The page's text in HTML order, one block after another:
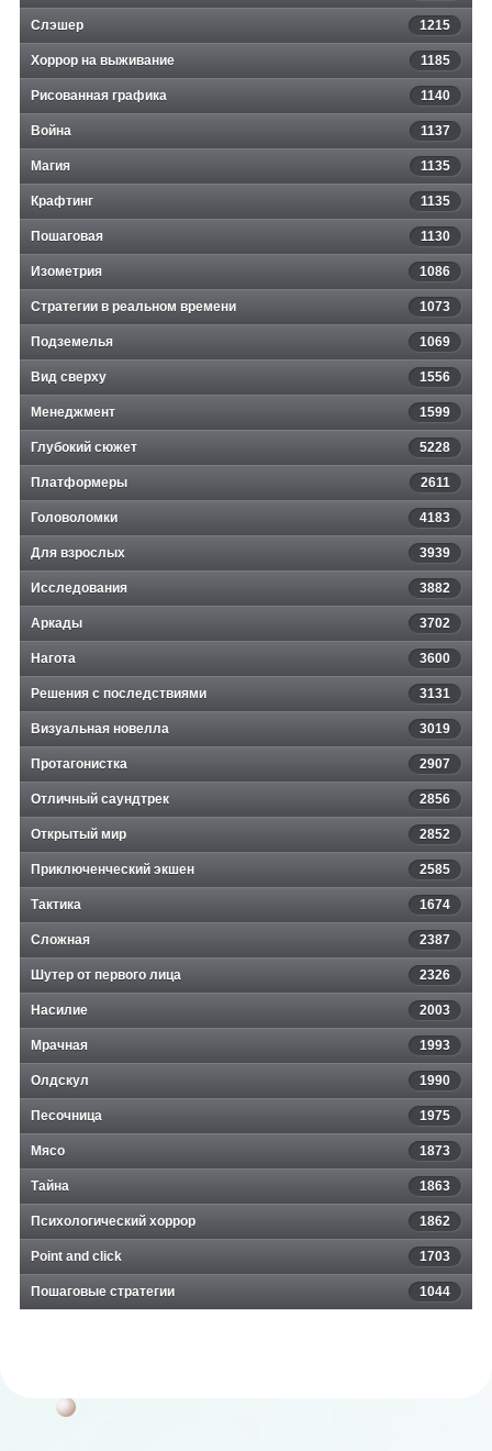
Слэшер 1215
Хоррор на выживание 1185
Рисованная графика 1140
Война 1137
Магия 1135
Крафтинг 1135
Пошаговая 1130
Изометрия 1086
Стратегии в реальном времени 1073
Подземелья 1069
Вид сверху 1556
Менеджмент 1599
Глубокий сюжет 5228
Платформеры 2611
Головоломки 4183
Для взрослых 3939
Исследования 3882
Аркады 3702
Нагота 3600
Решения с последствиями 3131
Визуальная новелла 3019
Протагонистка 2907
Отличный саундтрек 2856
Открытый мир 2852
Приключенческий экшен 2585
Тактика 1674
Сложная 2387
Шутер от первого лица 2326
Насилие 2003
Мрачная 1993
Олдскул 1990
Песочница 1975
Мясо 1873
Тайна 1863
Психологический хоррор 1862
Point and click 1703
Пошаговые стратегии 1044